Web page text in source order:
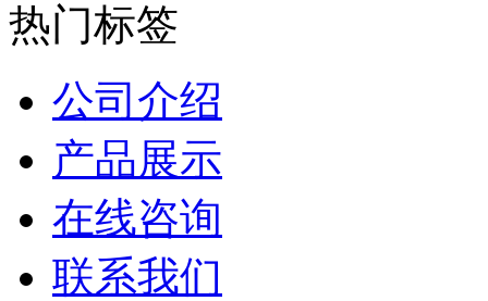
热门标签
公司介绍
产品展示
在线咨询
联系我们